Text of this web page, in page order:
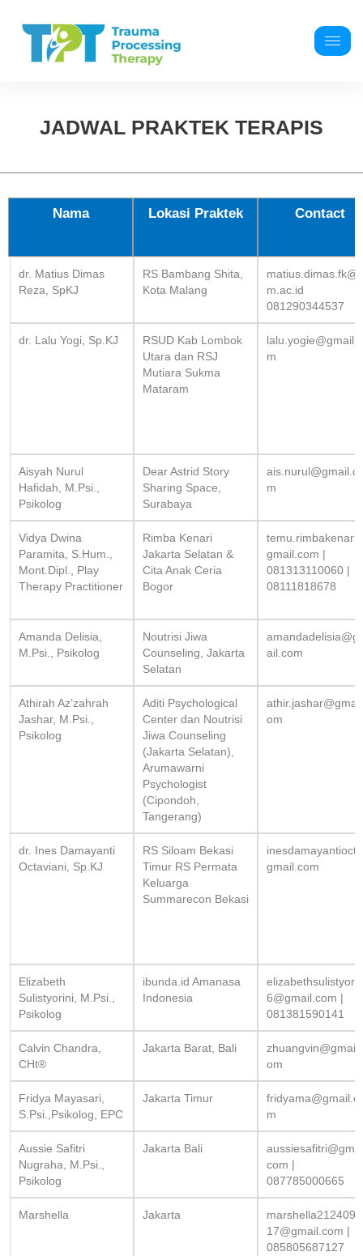
JADWAL PRAKTEK TERAPIS
Nama Lokasi Praktek Contact
dr. Matius Dimas
Reza, SpKJ
RS Bambang Shita,
Kota Malang
m.ac.id
081290344537
dr. Lalu Yogi, Sp.KJ
RSUD Kab Lombok
Utara dan RSJ
Mutiara Sukma
Mataram
m
Aisyah Nurul
Hafidah, M.Psi.,
Psikolog
Dear Astrid Story
Sharing Space,
Surabaya
m
Vidya Dwina
Paramita, S.Hum.,
Mont.Dipl., Play
Therapy Practitioner
Rimba Kenari
Jakarta Selatan &
Cita Anak Ceria
Bogor
gmail.com |
081313110060 |
08111818678
Amanda Delisia,
M.Psi., Psikolog
Noutrisi Jiwa
Counseling, Jakarta
Selatan
ail.com
Athirah Az’zahrah
Jashar, M.Psi.,
Psikolog
Aditi Psychological
Center dan Noutrisi
Jiwa Counseling
(Jakarta Selatan),
Arumawarni
Psychologist
(Cipondoh,
Tangerang)
om
dr. Ines Damayanti
Octaviani, Sp.KJ
RS Siloam Bekasi
Timur RS Permata
Keluarga
Summarecon Bekasi
gmail.com
Elizabeth
Sulistyorini, M.Psi.,
Psikolog
ibunda.id Amanasa
Indonesia
6@gmail.com |
081381590141
Calvin Chandra,
CHt®
Jakarta Barat, Bali
om
Fridya Mayasari,
S.Psi.,Psikolog, EPC
Jakarta Timur
m
Aussie Safitri
Nugraha, M.Psi.,
Psikolog
Jakarta Bali
com |
087785000665
Marshella Jakarta
17@gmail.com |
085805687127